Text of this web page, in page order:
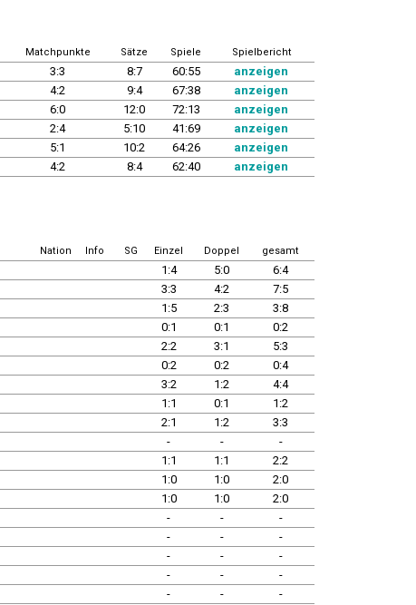
Matchpunkte Sätze Spiele Spielbericht
3:3 8:7 60:55
anzeigen
4:2 9:4 67:38
anzeigen
6:0 12:0 72:13
anzeigen
2:4 5:10 41:69
anzeigen
5:1 10:2 64:26
anzeigen
4:2 8:4 62:40 anzeigen
Nation Info SG Einzel Doppel gesamt
1:4 5:0
6:4
3:3 4:2
7:5
1:5 2:3
3:8
0:1 0:1
0:2
2:2 3:1
5:3
0:2 0:2
0:4
3:2 1:2
4:4
1:1 0:1
1:2
2:1 1:2
3:3
- -
-
1:1 1:1
2:2
1:0 1:0
2:0
1:0 1:0
2:0
- -
-
- -
-
- -
-
- -
-
- -
-